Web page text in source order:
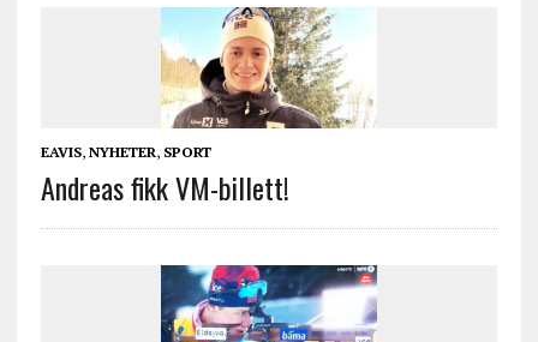
EAVIS, NYHETER, SPORT
Andreas fikk VM-billett!